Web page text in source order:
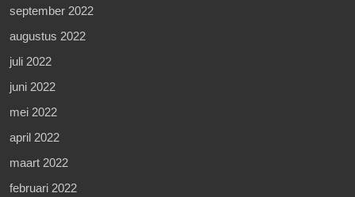
september 2022
augustus 2022
juli 2022
juni 2022
mei 2022
april 2022
maart 2022
februari 2022